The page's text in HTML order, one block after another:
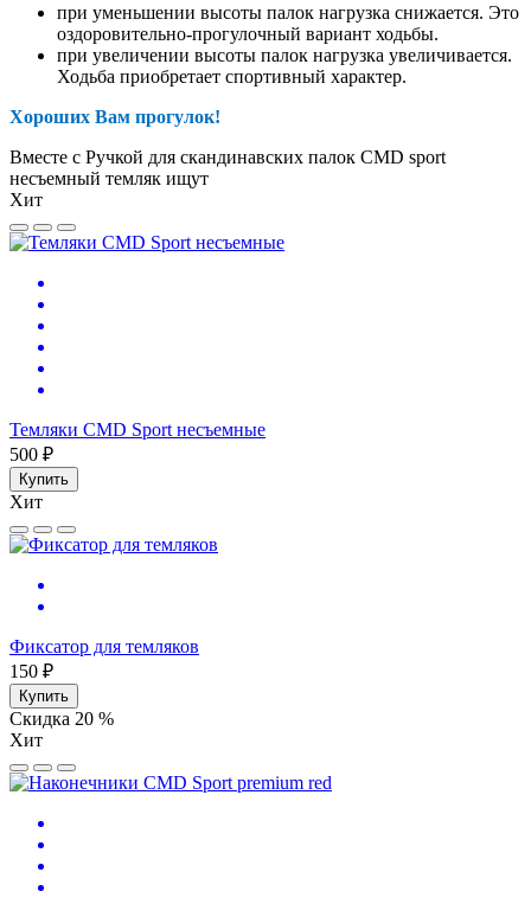
при уменьшении высоты палок нагрузка снижается. Это
оздоровительно-прогулочный вариант ходьбы.
при увеличении высоты палок нагрузка увеличивается.
Ходьба приобретает спортивный характер.
Хороших Вам прогулок!
Вместе с Ручкой для скандинавских палок CMD sport
несъемный темляк ищут
Хит
Темляки CMD Sport несъемные
500 ₽
Купить
Хит
Фиксатор для темляков
150 ₽
Купить
Скидка 20 %
Хит